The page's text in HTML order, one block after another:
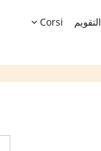
التقويم Corsi